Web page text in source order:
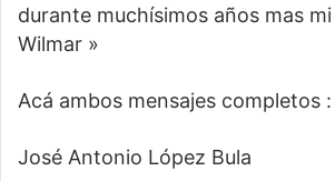
durante muchísimos años mas
Wilmar »
Acá ambos mensajes completos :
José Antonio López Bula